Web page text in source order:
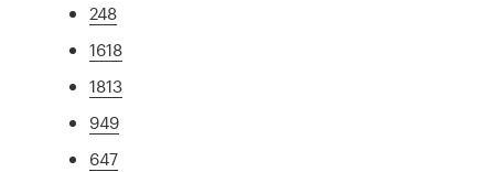
248
1618
1813
949
647